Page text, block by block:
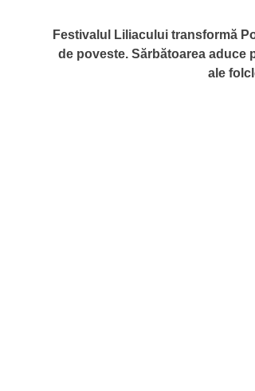
Festivalul Liliacului transformă
de poveste. Sărbătoarea aduce
ale